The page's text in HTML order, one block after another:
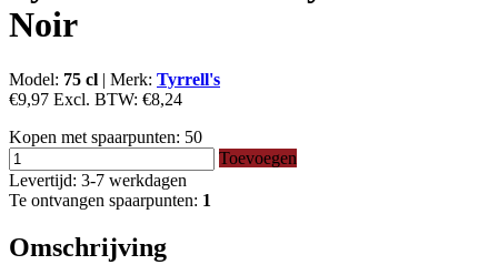
Noir
Model: 75 cl | Merk: Tyrrell's
€9,97 Excl. BTW: €8,24
Kopen met spaarpunten: 50
Toevoegen
Levertijd: 3-7 werkdagen
Te ontvangen spaarpunten: 1
Omschrijving